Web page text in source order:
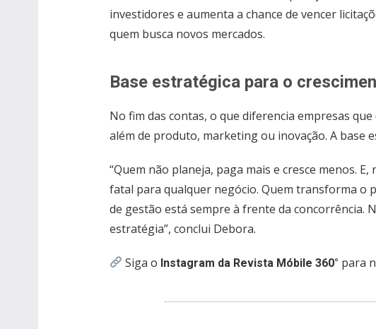
investidores e aumenta a chance de vencer
quem busca novos mercados.
Base estratégica para o
No fim das contas, o que diferencia empresas
além de produto, marketing ou inovação. A base
“Quem não planeja, paga mais e cresce menos.
fatal para qualquer negócio. Quem transforma o
de gestão está sempre à frente da concorrência.
estratégia”, conclui Debora.
Siga o Instagram da Revista Móbile 360° para